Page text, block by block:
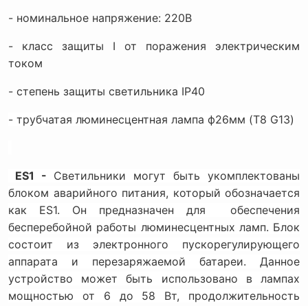
- номинальное напряжение: 220В
- класс защиты I от поражения электрическим
током
- степень защиты светильника IP40
- трубчатая люминесцентная лампа ф26мм (T8 G13)
ES1 - Светильники могут быть укомплектованы
блоком аварийного питания, который обозначается
как ES1. Он предназначен для обеспечения
бесперебойной работы люминесцентных ламп. Блок
состоит из электронного пускорегулирующего
аппарата и перезаряжаемой батареи. Данное
устройство может быть использовано в лампах
мощностью от 6 до 58 Вт, продолжительность